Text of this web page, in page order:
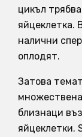
цикъл
яйцеклетка.
налични
оплодят.
Затова
близнаци
яйцеклетки.